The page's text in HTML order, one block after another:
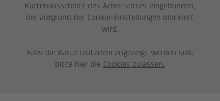
Kartenausschnitt des Arbeitsortes eingebunden,
der aufgrund der Cookie-Einstellungen blockiert
wird.
Falls die Karte trotzdem angezeigt werden soll,
bitte hier die Cookies zulassen.